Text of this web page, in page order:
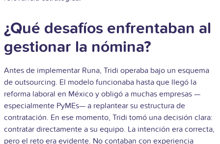
¿Qué desafíos enfrentaban al
gestionar la nómina?
Antes de implementar Runa, Tridi operaba bajo un esquema
de outsourcing. El modelo funcionaba hasta que llegó la
reforma laboral en México y obligó a muchas empresas —
especialmente PyMEs— a replantear su estructura de
contratación. En ese momento, Tridi tomó una decisión clara:
contratar directamente a su equipo. La intención era correcta,
pero el reto era evidente. No contaban con experiencia